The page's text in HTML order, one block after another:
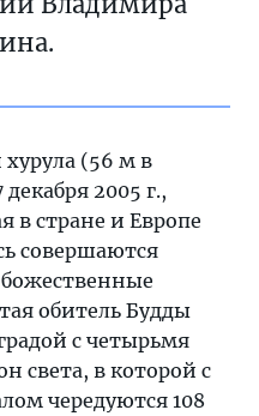
(56 м в
2005 г.,
в стране и Европе
совершаются
обитель Будды
с четырьмя
света, в которой с
чередуются 108